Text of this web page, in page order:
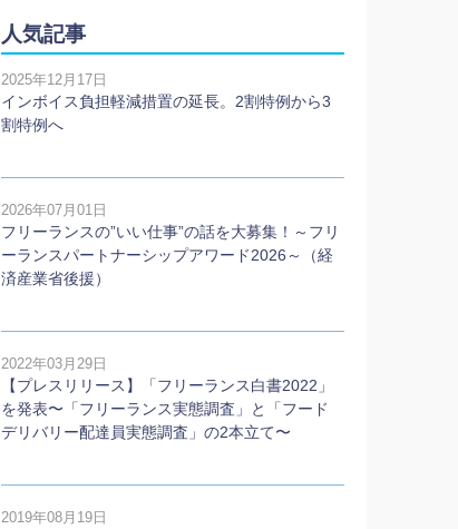
人気記事
2025年12月17日
インボイス負担軽減措置の延長。2割特例から3
割特例へ
2026年07月01日
フリーランスの”いい仕事”の話を大募集！～フリ
ーランスパートナーシップアワード2026～（経
済産業省後援）
2022年03月29日
【プレスリリース】「フリーランス白書2022」
を発表〜「フリーランス実態調査」と「フード
デリバリー配達員実態調査」の2本⽴て〜
2019年08月19日